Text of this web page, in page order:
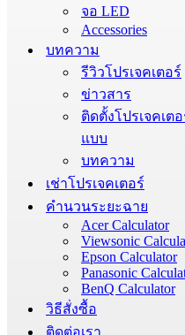
จอ LED
Accessories
บทความ
รีวิวโปรเจคเตอร์
ข่าวสาร
ติดตั้งโปรเจคเต
แบบ
บทความ
เช่าโปรเจคเตอร์
คำนวนระยะฉาย
Acer Calculator
Viewsonic
Epson Calculator
Panasonic
BenQ Calculator
วิธีสั่งซื้อ
ติดต่อเรา